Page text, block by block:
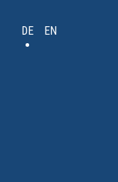
DE EN